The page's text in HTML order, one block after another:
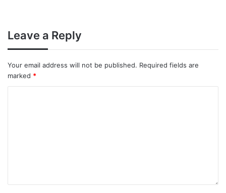
Leave a Reply
Your email address will not be published. Required fields are
marked *